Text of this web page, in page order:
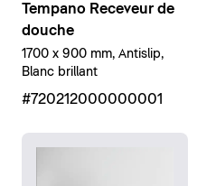
Tempano Receveur de
douche
1700 x 900 mm, Antislip,
Blanc brillant
#720212000000001